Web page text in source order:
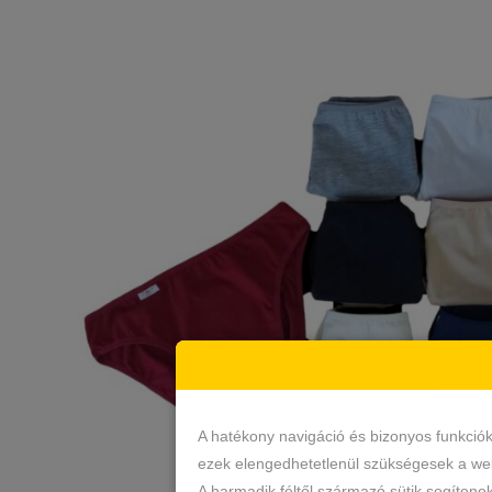
A hatékony navigáció és bizonyos
ezek elengedhetetlenül szükségesek a